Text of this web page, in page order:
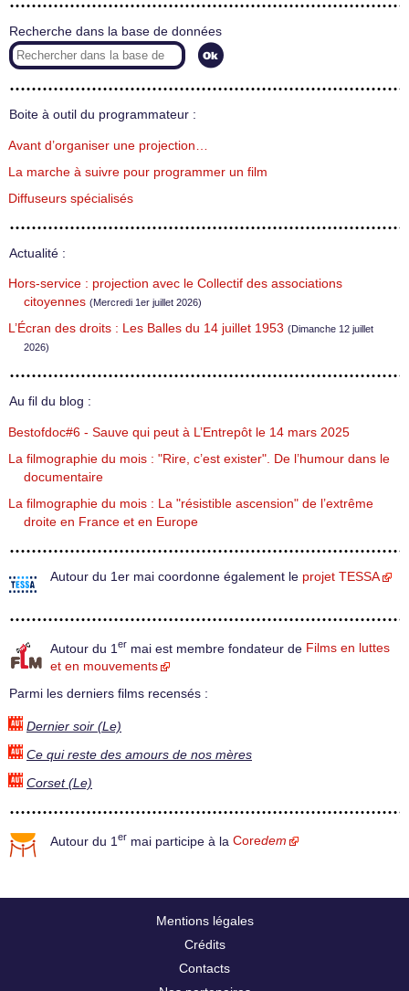
Recherche dans la base de données
Boite à outil du programmateur :
Avant d’organiser une projection…
La marche à suivre pour programmer un film
Diffuseurs spécialisés
Actualité :
Hors-service : projection avec le Collectif des associations
citoyennes (Mercredi 1er juillet 2026)
L’Écran des droits : Les Balles du 14 juillet 1953 (Dimanche 12 juillet
2026)
Au fil du blog :
Bestofdoc#6 - Sauve qui peut à L’Entrepôt le 14 mars 2025
La filmographie du mois : "Rire, c’est exister". De l’humour dans le
documentaire
La filmographie du mois : La "résistible ascension" de l’extrême
droite en France et en Europe
Autour du 1er mai coordonne également le projet TESSA
Autour du 1 er mai est membre fondateur de Films en luttes
et en mouvements
Parmi les derniers films recensés :
Dernier soir (Le)
Ce qui reste des amours de nos mères
Corset (Le)
Autour du 1 er mai participe à la Coredem
Mentions légales
Crédits
Contacts